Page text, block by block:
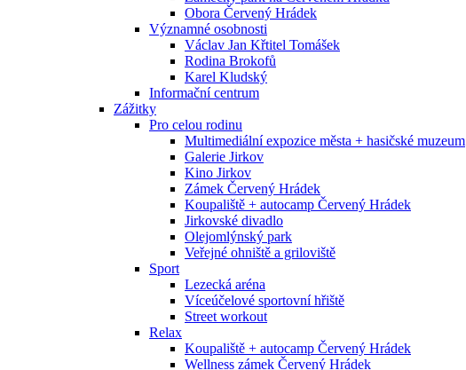
Obora Červený Hrádek
Významné osobnosti
Václav Jan Křtitel Tomášek
Rodina Brokofů
Karel Kludský
Informační centrum
Zážitky
Pro celou rodinu
Multimediální expozice města + hasičské muzeum
Galerie Jirkov
Kino Jirkov
Zámek Červený Hrádek
Koupaliště + autocamp Červený Hrádek
Jirkovské divadlo
Olejomlýnský park
Veřejné ohniště a griloviště
Sport
Lezecká aréna
Víceúčelové sportovní hřiště
Street workout
Relax
Koupaliště + autocamp Červený Hrádek
Wellness zámek Červený Hrádek